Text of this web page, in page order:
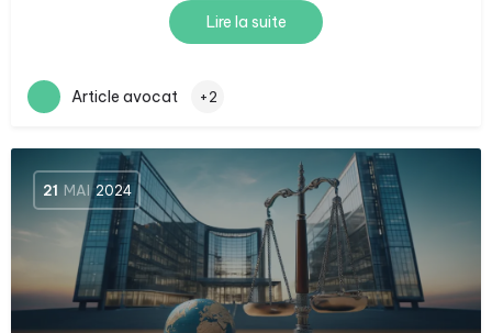
Lire la suite
Article avocat +2
21 MAI 2024